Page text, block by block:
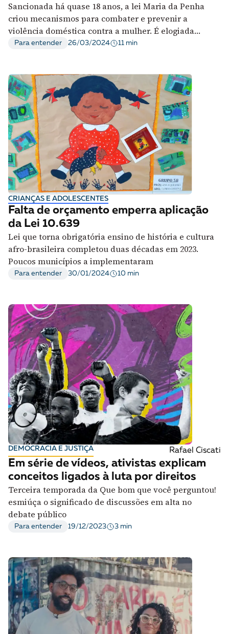
Sancionada há quase 18 anos, a lei Maria da Penha
criou mecanismos para combater e prevenir a
violência doméstica contra a mulher. É elogiada
internacionalmente, mas pouco compreendida no
Para entender 26/03/2024 11 min
CRIANÇAS E ADOLESCENTES
Falta de orçamento emperra aplicação
da Lei 10.639
Lei que torna obrigatória ensino de história e cultura
afro-brasileira completou duas décadas em 2023.
Poucos municípios a implementaram
Para entender 30/01/2024 10 min
DEMOCRACIA E JUSTIÇA Rafael Ciscati
Em série de vídeos, ativistas explicam
conceitos ligados à luta por direitos
Terceira temporada da Que bom que você perguntou!
esmiúça o significado de discussões em alta no
debate público
Para entender 19/12/2023 3 min